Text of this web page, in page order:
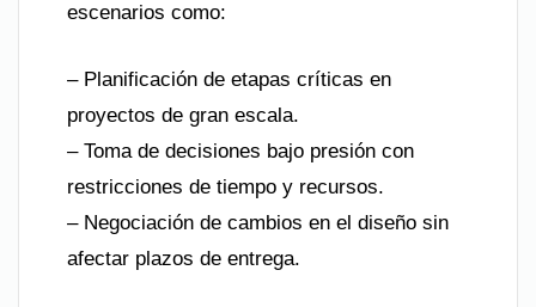
escenarios como:
– Planificación de etapas críticas en
proyectos de gran escala.
– Toma de decisiones bajo presión con
restricciones de tiempo y recursos.
– Negociación de cambios en el diseño sin
afectar plazos de entrega.